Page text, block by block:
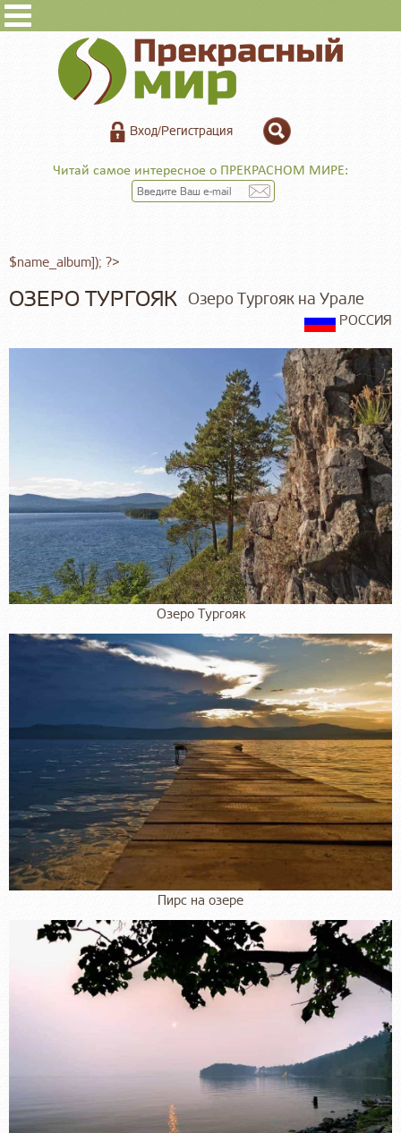
Вход/Регистрация
Читай самое интересное о ПРЕКРАСНОМ МИРЕ:
$name_album]); ?>
ОЗЕРО ТУРГОЯК Озеро Тургояк на Урале
РОССИЯ
Озеро Тургояк
Пирс на озере